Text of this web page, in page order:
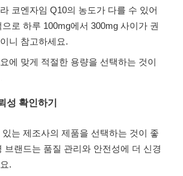
코엔자임 Q10의 농도가 다를 수 있어
으로 하루 100mg에서 300mg 사이가 권
니 참고하세요.
에 맞게 적절한 용량을 선택하는 것이
성 확인하기
있는 제조사의 제품을 선택하는 것이 좋
브랜드는 품질 관리와 안전성에 더 신경
.